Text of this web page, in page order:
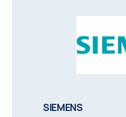
SIEMENS